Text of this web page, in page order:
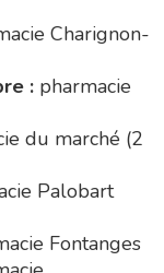
Palobart
Charignon-
Dupont
pharmacie